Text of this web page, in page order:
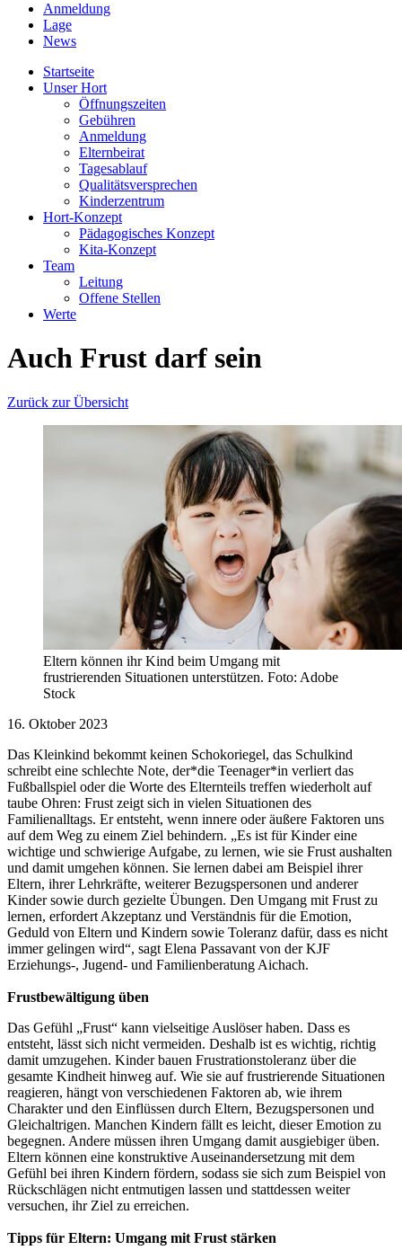
Anmeldung
Lage
News
Startseite
Unser Hort
Öffnungszeiten
Gebühren
Anmeldung
Elternbeirat
Tagesablauf
Qualitätsversprechen
Kinderzentrum
Hort-Konzept
Pädagogisches Konzept
Kita-Konzept
Team
Leitung
Offene Stellen
Werte
Auch Frust darf sein
Zurück zur Übersicht
Eltern können ihr Kind beim Umgang mit
frustrierenden Situationen unterstützen. Foto: Adobe
Stock
16. Oktober 2023
Das Kleinkind bekommt keinen Schokoriegel, das Schulkind
schreibt eine schlechte Note, der*die Teenager*in verliert das
Fußballspiel oder die Worte des Elternteils treffen wiederholt auf
taube Ohren: Frust zeigt sich in vielen Situationen des
Familienalltags. Er entsteht, wenn innere oder äußere Faktoren uns
auf dem Weg zu einem Ziel behindern. „Es ist für Kinder eine
wichtige und schwierige Aufgabe, zu lernen, wie sie Frust aushalten
und damit umgehen können. Sie lernen dabei am Beispiel ihrer
Eltern, ihrer Lehrkräfte, weiterer Bezugspersonen und anderer
Kinder sowie durch gezielte Übungen. Den Umgang mit Frust zu
lernen, erfordert Akzeptanz und Verständnis für die Emotion,
Geduld von Eltern und Kindern sowie Toleranz dafür, dass es nicht
immer gelingen wird“, sagt Elena Passavant von der KJF
Erziehungs-, Jugend- und Familienberatung Aichach.
Frustbewältigung üben
Das Gefühl „Frust“ kann vielseitige Auslöser haben. Dass es
entsteht, lässt sich nicht vermeiden. Deshalb ist es wichtig, richtig
damit umzugehen. Kinder bauen Frustrationstoleranz über die
gesamte Kindheit hinweg auf. Wie sie auf frustrierende Situationen
reagieren, hängt von verschiedenen Faktoren ab, wie ihrem
Charakter und den Einflüssen durch Eltern, Bezugspersonen und
Gleichaltrigen. Manchen Kindern fällt es leicht, dieser Emotion zu
begegnen. Andere müssen ihren Umgang damit ausgiebiger üben.
Eltern können eine konstruktive Auseinandersetzung mit dem
Gefühl bei ihren Kindern fördern, sodass sie sich zum Beispiel von
Rückschlägen nicht entmutigen lassen und stattdessen weiter
versuchen, ihr Ziel zu erreichen.
Tipps für Eltern: Umgang mit Frust stärken